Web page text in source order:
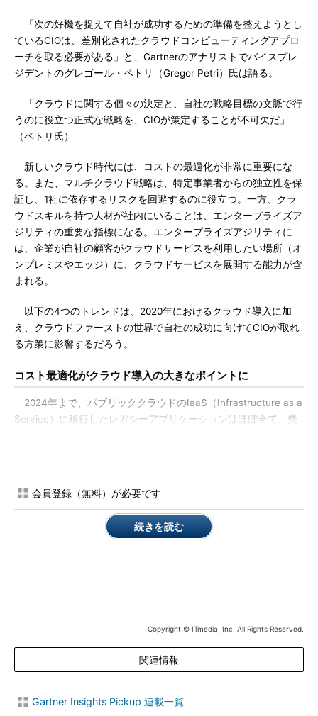
「次の好機を捉えて自社が成功するための準備を整えようとし
ているCIOは、差別化されたクラウドコンピューティングアプロ
ーチを取る必要がある」と、Gartnerのアナリストでバイスプレ
ジデントのグレゴール・ペトリ（Gregor Petri）氏は語る。
「クラウドに関する個々の決定と、自社の戦略目標の文脈で行
うのに役立つ正式な戦略を、CIOが策定することが不可欠だ」
（ペトリ氏）
新しいクラウド時代には、コストの最適化が非常に重要にな
る。また、マルチクラウド戦略は、特定事業者からの独立性を保
証し、1社に依存するリスクを回避するのに役立つ。一方、クラ
ウドスキルを持つ人材が社内にいることは、エンタープライズア
ジリティの重要な指標になる。エンタープライズアジリティに
は、企業が自社の顧客がクラウドサービスを利用したい場所（オ
ンプレミスやエッジ）に、クラウドサービスを展開する能力が含
まれる。
以下の4つのトレンドは、2020年におけるクラウド導入に加
え、クラウドファーストの世界で自社の成功に向けてCIOが取れ
る方策に影響するだろう。
コスト最適化がクラウド導入の大きなポイントに
2024年まで、パブリッククラウドのIaaS（Infrastructure as a
Service）に移行したレガシーアプリケーションはほぼ全て、費
サードパーティーのコスト最適化ツールの市場も、特にマルチ
クラウド環境向けに拡大しそうだ。こうしたツールの価値は、も
とを認識する必要がある。運用データを分析し、コストを最適化
ールも利用すべきだ。クラウド事業者が提供するネイティブ機能
も活用し、サードパーティーソリューションでさらに効果を高
会員登録（無料）が必要です
続きを読む
Copyright © ITmedia, Inc. All Rights Reserved.
関連情報
Gartner Insights Pickup 連載一覧